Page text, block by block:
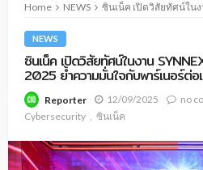
Home NEWS ซินเน็ค เปิดวิสัยทัศน์ในงาน SYNNEX
NEWS
ซินเน็ค เปิดวิสัยทัศน์ในงาน
2025 ย้ำความมั่นใจกับพาร์เนอร์ต่อ
Reporter 12/09/2025 no
Cybersecurity
ซินเน็ค